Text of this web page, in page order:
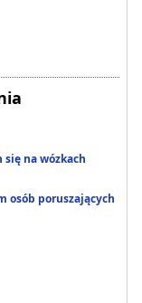
na wózkach
osób poruszających